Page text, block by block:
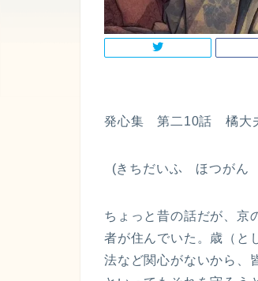
発心集 第二10話 橘大
(きちだいふ ほつがん
ちょっと昔の話だが、
者が住んでいた。歳（と
法など関心がないから